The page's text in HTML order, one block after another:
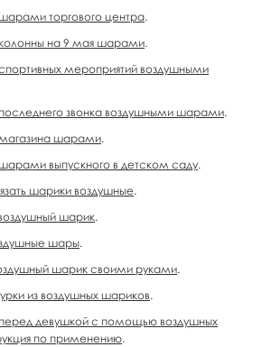
торгового центра.
на 9 мая шарами.
мероприятий воздушными
звонка воздушными шарами.
шарами.
выпускного в детском саду.
шарики воздушные.
воздушный шарик.
шары.
шарик своими руками.
из воздушных шариков.
перед девушкой с помощью воздушных
по применению.